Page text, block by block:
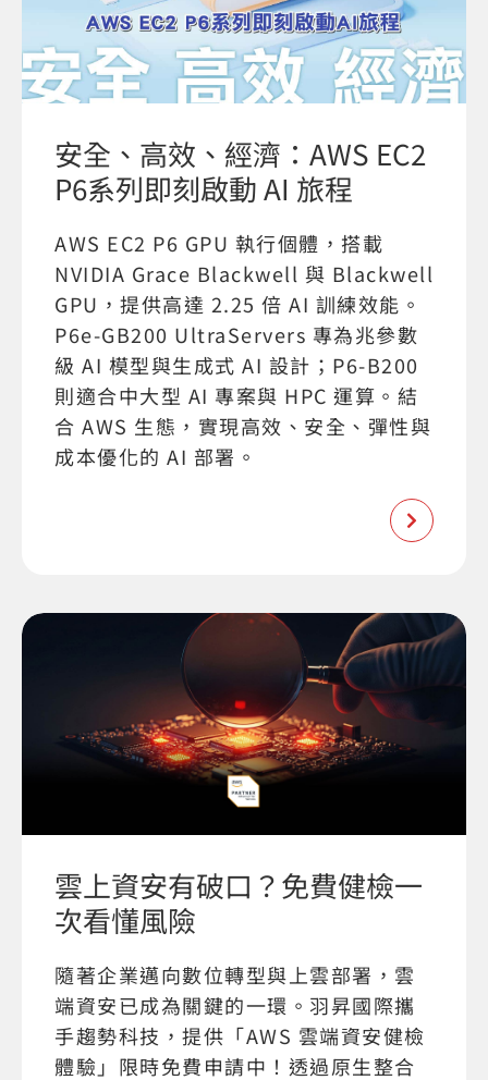
安全、高效、經濟：AWS EC2
P6系列即刻啟動 AI 旅程
AWS EC2 P6 GPU 執行個體，搭載
NVIDIA Grace Blackwell 與 Blackwell
GPU，提供高達 2.25 倍 AI 訓練效能。
P6e-GB200 UltraServers 專為兆參數
級 AI 模型與生成式 AI 設計；P6-B200
則適合中大型 AI 專案與 HPC 運算。結
合 AWS 生態，實現高效、安全、彈性與
成本優化的 AI 部署。
雲上資安有破口？免費健檢一
次看懂風險
隨著企業邁向數位轉型與上雲部署，雲
端資安已成為關鍵的一環。羽昇國際攜
手趨勢科技，提供「AWS 雲端資安健檢
體驗」限時免費申請中！透過原生整合